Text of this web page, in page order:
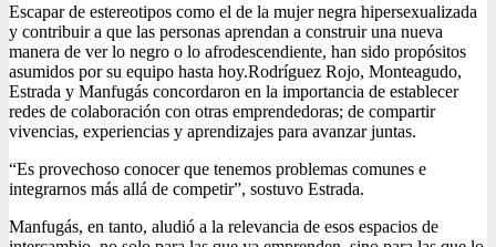
Escapar de estereotipos como el de la mujer negra hipersexualizada
y contribuir a que las personas aprendan a construir una nueva
manera de ver lo negro o lo afrodescendiente, han sido propósitos
asumidos por su equipo hasta hoy.Rodríguez Rojo, Monteagudo,
Estrada y Manfugás concordaron en la importancia de establecer
redes de colaboración con otras emprendedoras; de compartir
vivencias, experiencias y aprendizajes para avanzar juntas.
“Es provechoso conocer que tenemos problemas comunes e
integrarnos más allá de competir”, sostuvo Estrada.
Manfugás, en tanto, aludió a la relevancia de esos espacios de